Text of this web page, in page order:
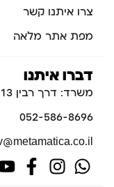
צרו איתנו קשר
מפת אתר מלאה
דברו איתנו
משרד: דרך רבין 13 ק.אתא
052-586-8696